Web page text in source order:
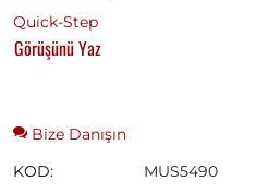
Quick-Step
Görüşünü Yaz
Bize Danışın
KOD:
MUS5490